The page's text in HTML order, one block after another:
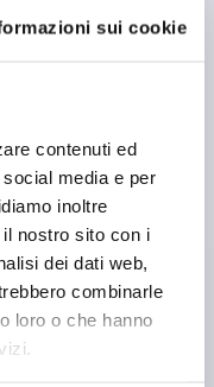
sui cookie
contenuti ed
media e per
inoltre
nostro sito con i
dei dati web,
combinarle
loro o che hanno
ZINC, D=79
DETAILS